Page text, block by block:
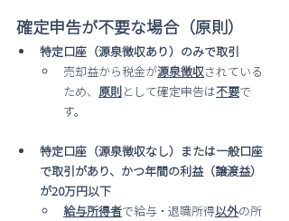
確定申告が不要な場合（原則）
特定口座（源泉徴収あり）のみで取引
売却益から税金が源泉徴収されている
ため、 原則として確定申告は不要で
す。
特定口座（源泉徴収なし）または一般口座
で取引があり、かつ年間の利益（譲渡益）
が20万円以下
給与所得者で給与・退職所得以外の所